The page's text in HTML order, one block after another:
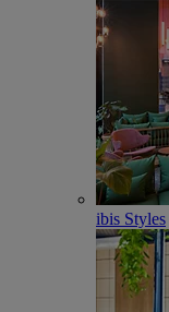
ibis Styles